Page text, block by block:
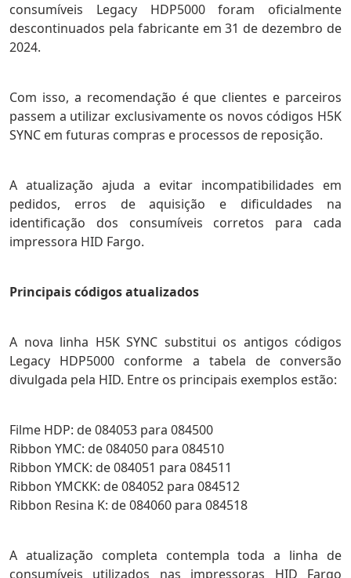
consumíveis Legacy HDP5000 foram oficialmente
descontinuados pela fabricante em 31 de dezembro de
2024.
Com isso, a recomendação é que clientes e parceiros
passem a utilizar exclusivamente os novos códigos H5K
SYNC em futuras compras e processos de reposição.
A atualização ajuda a evitar incompatibilidades em
pedidos, erros de aquisição e dificuldades na
identificação dos consumíveis corretos para cada
impressora HID Fargo.
Principais códigos atualizados
A nova linha H5K SYNC substitui os antigos códigos
Legacy HDP5000 conforme a tabela de conversão
divulgada pela HID. Entre os principais exemplos estão:
Filme HDP: de 084053 para 084500
Ribbon YMC: de 084050 para 084510
Ribbon YMCK: de 084051 para 084511
Ribbon YMCKK: de 084052 para 084512
Ribbon Resina K: de 084060 para 084518
A atualização completa contempla toda a linha de
consumíveis utilizados nas impressoras HID Fargo